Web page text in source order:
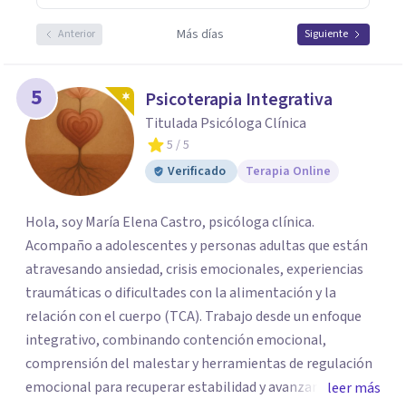
Anterior Más días Siguiente
5 Psicoterapia Integrativa
Titulada Psicóloga Clínica
5 / 5
Verificado
Terapia Online
Hola, soy María Elena Castro, psicóloga clínica.
Acompaño a adolescentes y personas adultas que están
atravesando ansiedad, crisis emocionales, experiencias
traumáticas o dificultades con la alimentación y la
relación con el cuerpo (TCA). Trabajo desde un enfoque
integrativo, combinando contención emocional,
comprensión del malestar y herramientas de regulación
emocional para recuperar estabilidad y avanzar conleer más